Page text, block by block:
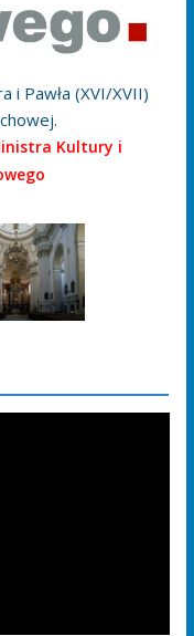
i Pawła (XVI/XVII)
Kultury i